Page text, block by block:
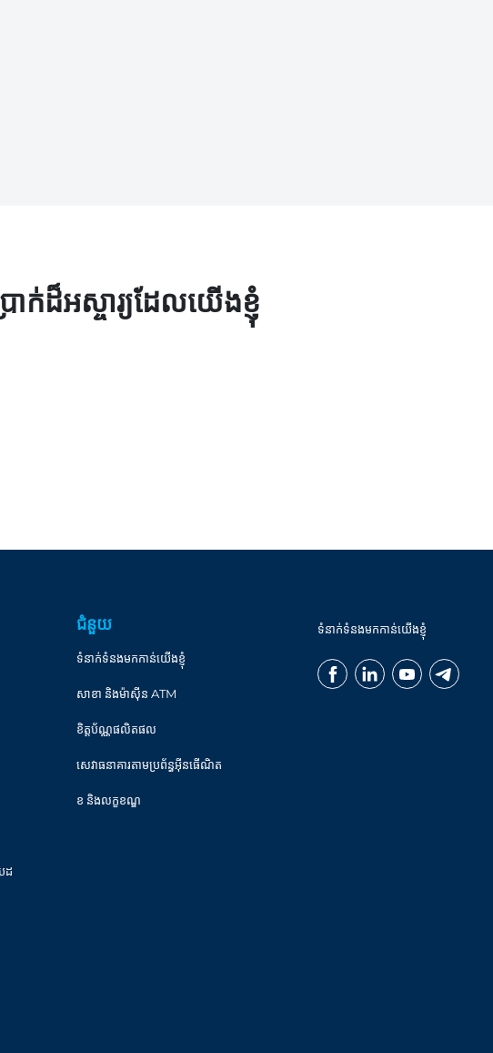
ក់ដ៏អស្ចារ្យដែលយើងខ្ញុំ
ដ
ជំនួយ
ទំនាក់ទំនងមកកាន់យើងខ្ញុំ
សាខា និងម៉ាស៊ីន ATM
ខិត្តប័ណ្ណផលិតផល
សេវាធនាគារតាមប្រព័ន្ធអ៊ីនធើណិត
ខ និងលក្ខខណ្ឌ
ទំនាក់ទំនងមកកាន់យើងខ្ញុំ